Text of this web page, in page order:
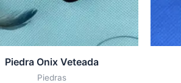
Piedra Onix Veteada
Piedras
pueden
elegir
en